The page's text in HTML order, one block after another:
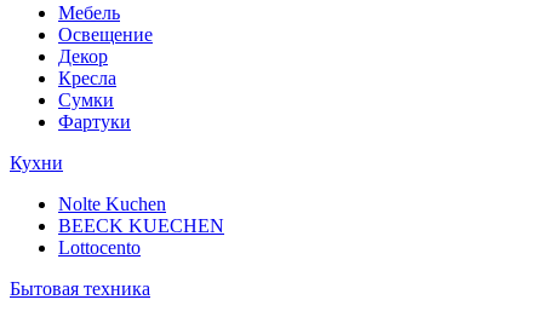
Мебель
Освещение
Декор
Кресла
Сумки
Фартуки
Кухни
Nolte Kuchen
BEECK KUECHEN
Lottocento
Бытовая техника